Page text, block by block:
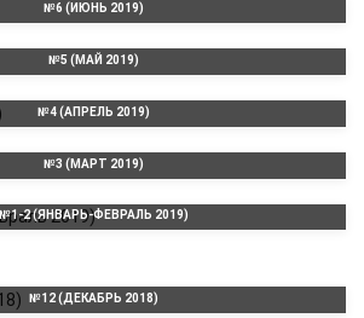
№6 (ИЮНЬ 2019)
№5 (МАЙ 2019)
№4 (АПРЕЛЬ 2019)
№3 (МАРТ 2019)
№1-2 (ЯНВАРЬ-ФЕВРАЛЬ 2019)
№12 (ДЕКАБРЬ 2018)